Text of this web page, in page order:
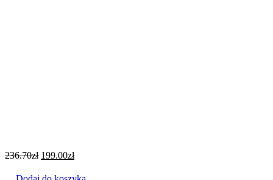
236.70zł 199.00zł